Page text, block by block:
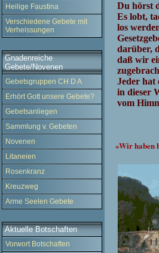
Heilige Faustina
Verschiedene Gebete mit
Verheissungen
Gnadenreiche
Gebete/Novenen
Gebetsgruppen CH D A
Erhört Gott unsere Gebete?
Gebetsanliegen
Sammlung v. Gebeten
Novenen
Litaneien
Rosenkranz
Kreuzweg
Arme Seelen Gebete
Aktuelle Botschaften
Vorwort Botschaften
Du hörst
Es lobt,
los
darüber,
daß wir
Jeder hat
in dieser
vom
»Wir haben